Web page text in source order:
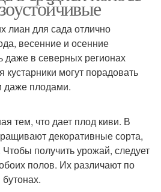
лиан для сада отлично
весенние и осенние
даже в северных регионах
могут порадовать
даже плодами.
тем, что дает плод киви. В
декоративные сорта,
получить урожай, следует
полов. Их различают по